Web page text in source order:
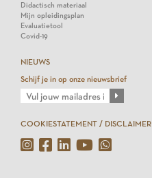
Didactisch materiaal
Mijn opleidingsplan
Evaluatietool
Covid-19
NIEUWS
Schijf je in op onze nieuwsbrief
COOKIESTATEMENT / DISCLAIMER